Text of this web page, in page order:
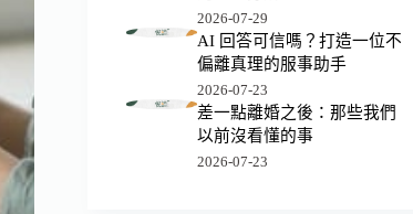
2026-07-29
AI 回答可信嗎？打造一位不
偏離真理的服事助手
2026-07-23
差一點離婚之後：那些我們
以前沒看懂的事
2026-07-23